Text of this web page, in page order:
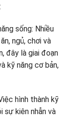
sống: Nhiều
ngủ, chơi và
đây là giai đoạn
kỹ năng cơ bản,
hình thành kỹ
sự kiên nhẫn và